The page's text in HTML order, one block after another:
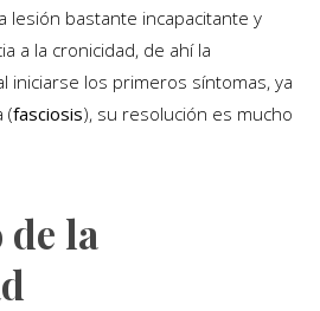
lesión bastante incapacitante y
a la cronicidad, de ahí la
iniciarse los primeros síntomas, ya
(fasciosis), su resolución es mucho
la